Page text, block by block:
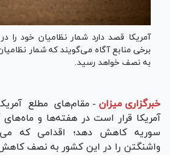
آمریکا قصد دارد شمار نظامیان خود
برخی منابع آگاه می‌گویند که شمار
به نصف خواهد رسید.
خبرگزاری میزان - مقام‌های مطلع
آمریکا قرار است در هفته‌ها و ماه‌های
سوریه کاهش دهد؛ اقدامی که
واشنگتن را در این کشور به نصف